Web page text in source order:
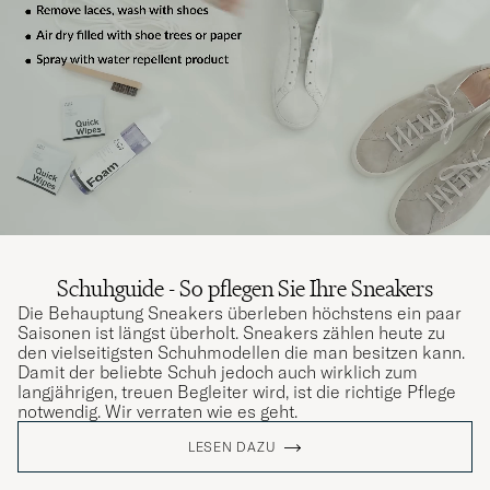
Schuhguide - So pflegen Sie Ihre Sneakers
Die Behauptung Sneakers überleben höchstens ein paar
Saisonen ist längst überholt. Sneakers zählen heute zu
den vielseitigsten Schuhmodellen die man besitzen kann.
Damit der beliebte Schuh jedoch auch wirklich zum
langjährigen, treuen Begleiter wird, ist die richtige Pflege
notwendig. Wir verraten wie es geht.
LESEN DAZU